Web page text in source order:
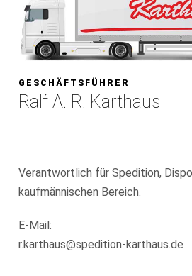
GESCHÄFTSFÜHRER
Ralf A. R. Karthaus
Verantwortlich für Spedition,
kaufmännischen Bereich.
E-Mail:
r.karthaus@spedition-karthaus.de